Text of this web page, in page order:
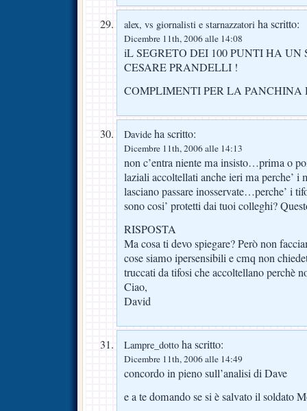
alex, vs giornalisti e starnazzatori ha scritto:
Dicembre 11th, 2006 alle 14:08
iL SEGRETO DEI 100 PUNTI HA UN
CESARE PRANDELLI !
COMPLIMENTI PER LA PANCHINA
Davide ha scritto:
Dicembre 11th, 2006 alle 14:13
non c’entra niente ma insisto…prima o
laziali accoltellati anche ieri ma perche’ i
lasciano passare inosservate…perche’ i
sono cosi’ protetti dai tuoi colleghi?
RISPOSTA
Ma cosa ti devo spiegare? Però non
cose siamo ipersensibili e cmq non
truccati da tifosi che accoltellano perchè
Ciao,
David
Lampre_dotto ha scritto:
Dicembre 11th, 2006 alle 14:49
concordo in pieno sull’analisi di Dave
e a te domando se si è salvato il soldato